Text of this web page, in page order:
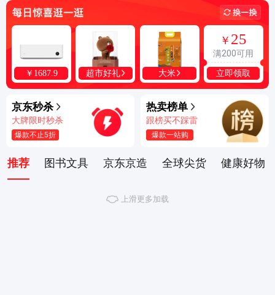
立即领取
￥ 25
满200可用
大米
超市好礼
￥ 1687.9
京东秒杀
大牌限时秒杀
爆款不止5折
热卖榜单
跟榜买不踩雷
爆款一站购
推荐 图书文具 京东京造 全球尖货 健康好物
上滑更多加载